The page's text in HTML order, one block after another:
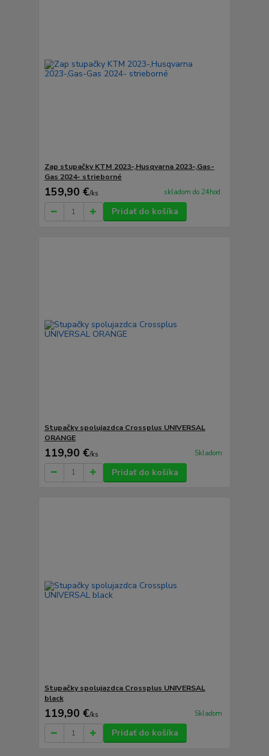
Zap stupačky KTM 2023-,Husqvarna 2023-,Gas-
Gas 2024- strieborné
159,90 €/ks skladom do 24hod.
Pridať do košíka
Stupačky spolujazdca Crossplus UNIVERSAL
ORANGE
119,90 €/ks Skladom
Pridať do košíka
Stupačky spolujazdca Crossplus UNIVERSAL
black
119,90 €/ks Skladom
Pridať do košíka